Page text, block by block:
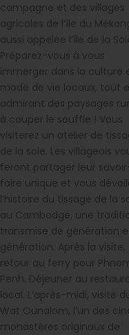
campagne et des villages
agricoles de l’île du
aussi appelée l’île de la
Préparez-vous à vous
immerger dans la culture
mode de vie locaux, tout
admirant des paysages
à couper le souffle ! Vous
visiterez un atelier de
de la soie. Les villageois
feront partager leur
faire unique et vous
l’histoire du tissage de la
au Cambodge, une
transmise de génération
génération. Après la visite,
retour au ferry pour
Penh. Déjeuner au
local. L’après-midi, visite
Wat Ounalom, l’un des
monastères originaux de